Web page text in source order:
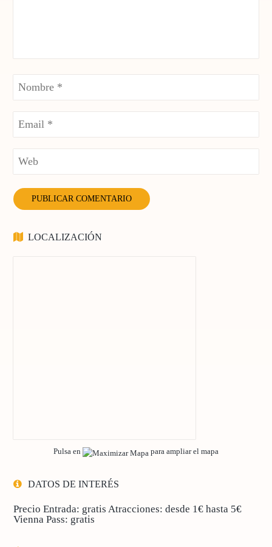
LOCALIZACIÓN
Pulsa en para ampliar el mapa
DATOS DE INTERÉS
Precio Entrada: gratis Atracciones: desde 1€ hasta 5€
Vienna Pass: gratis